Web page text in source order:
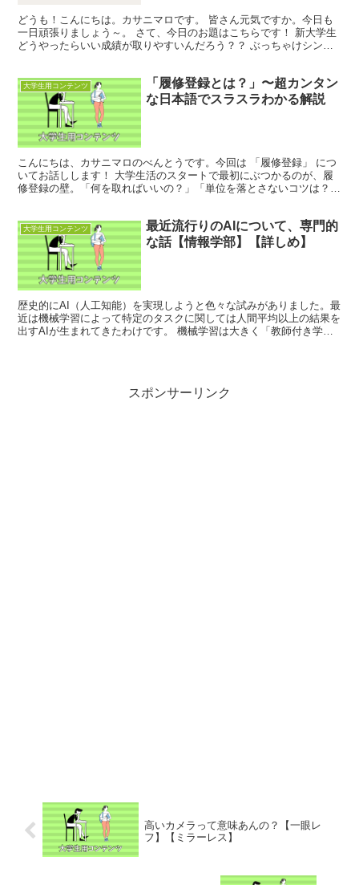
どうも！こんにちは。カサニマロです。 皆さん元気ですか。今日も
一日頑張りましょう～。 さて、今日のお題はこちらです！ 新大学生
どうやったらいい成績が取りやすいんだろう？？ ぶっちゃけシンプ
大学生用コンテンツ
「履修登録とは？」〜超カンタン
な日本語でスラスラわかる解説
こんにちは、カサニマロのべんとうです。今回は 「履修登録」 につ
いてお話しします！ 大学生活のスタートで最初にぶつかるのが、履
修登録の壁。「何を取ればいいの？」「単位を落とさないコツは？」
大学生用コンテンツ
最近流行りのAIについて、専門的
な話【情報学部】【詳しめ】
歴史的にAI（人工知能）を実現しようと色々な試みがありました。最
近は機械学習によって特定のタスクに関しては人間平均以上の結果を
出すAIが生まれてきたわけです。 機械学習は大きく「教師付き学
スポンサーリンク
高いカメラって意味あんの？【一眼レ
フ】【ミラーレス】